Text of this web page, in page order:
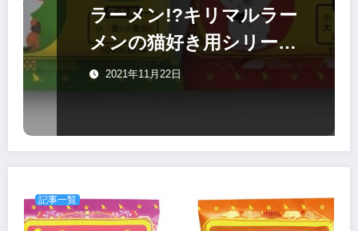
ラーメン!?キリマルラー
メンの猫好き用シリーズ
に新商品
2021年11月22日
記事一覧